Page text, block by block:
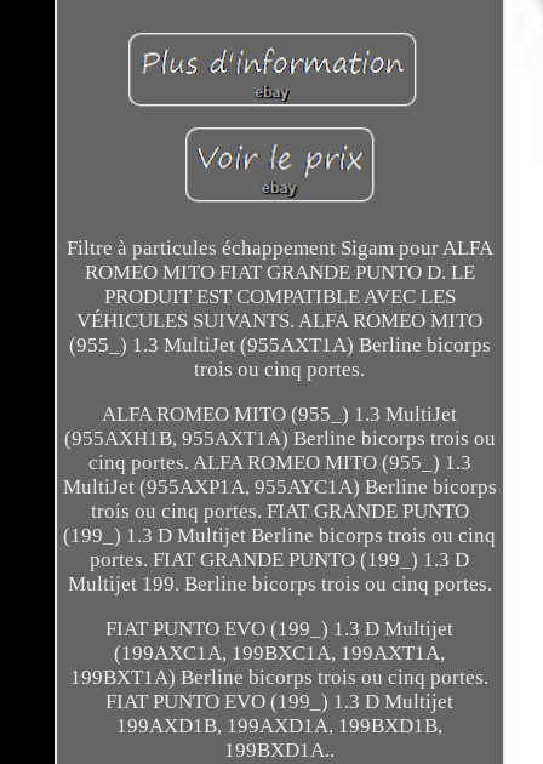
Filtre à particules échappement Sigam pour ALFA
ROMEO MITO FIAT GRANDE PUNTO D. LE
PRODUIT EST COMPATIBLE AVEC LES
VÉHICULES SUIVANTS. ALFA ROMEO MITO
(955_) 1.3 MultiJet (955AXT1A) Berline bicorps
trois ou cinq portes.
ALFA ROMEO MITO (955_) 1.3 MultiJet
(955AXH1B, 955AXT1A) Berline bicorps trois ou
cinq portes. ALFA ROMEO MITO (955_) 1.3
MultiJet (955AXP1A, 955AYC1A) Berline bicorps
trois ou cinq portes. FIAT GRANDE PUNTO
(199_) 1.3 D Multijet Berline bicorps trois ou cinq
portes. FIAT GRANDE PUNTO (199_) 1.3 D
Multijet 199. Berline bicorps trois ou cinq portes.
FIAT PUNTO EVO (199_) 1.3 D Multijet
(199AXC1A, 199BXC1A, 199AXT1A,
199BXT1A) Berline bicorps trois ou cinq portes.
FIAT PUNTO EVO (199_) 1.3 D Multijet
199AXD1B, 199AXD1A, 199BXD1B,
199BXD1A..